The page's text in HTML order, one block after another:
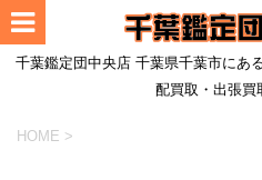
千葉鑑定団中央店 千葉県千葉市に
配買取・出張買
HOME >